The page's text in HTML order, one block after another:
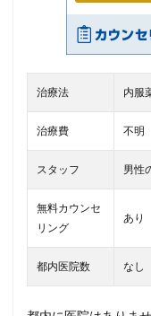
治療法 内服
治療費 不明
スタッフ 男性
無料カウンセ
リング
あり
都内医院数 なし